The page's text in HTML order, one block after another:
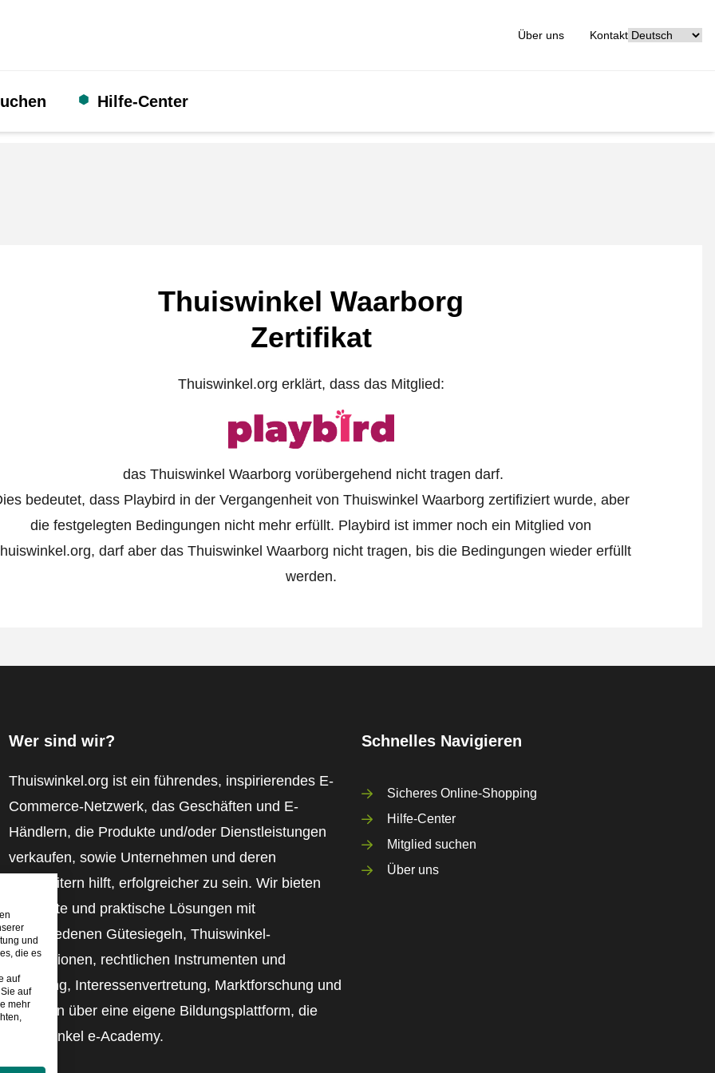
Über uns Kontakt
Hilfe-Center
Thuiswinkel Waarborg
Zertifikat
Thuiswinkel.org erklärt, dass das Mitglied:
das Thuiswinkel Waarborg vorübergehend nicht tragen darf.
bedeutet, dass Playbird in der Vergangenheit von Thuiswinkel Waarborg zertifiziert wurde, aber
die festgelegten Bedingungen nicht mehr erfüllt. Playbird ist immer noch ein Mitglied von
darf aber das Thuiswinkel Waarborg nicht tragen, bis die Bedingungen wieder erfüllt
werden.
Wer sind wir?
Thuiswinkel.org ist ein führendes, inspirierendes E-
Commerce-Netzwerk, das Geschäften und E-
Händlern, die Produkte und/oder Dienstleistungen
verkaufen, sowie Unternehmen und deren
Mitarbeitern hilft, erfolgreicher zu sein. Wir bieten
relevante und praktische Lösungen mit
verschiedenen Gütesiegeln, Thuiswinkel-
Rezensionen, rechtlichen Instrumenten und
Beratung, Interessenvertretung, Marktforschung und
verfügen über eine eigene Bildungsplattform, die
Thuiswinkel e-Academy.
Schnelles Navigieren
Sicheres Online-Shopping
Hilfe-Center
Mitglied suchen
Über uns
und
die es
auf
auf
mehr